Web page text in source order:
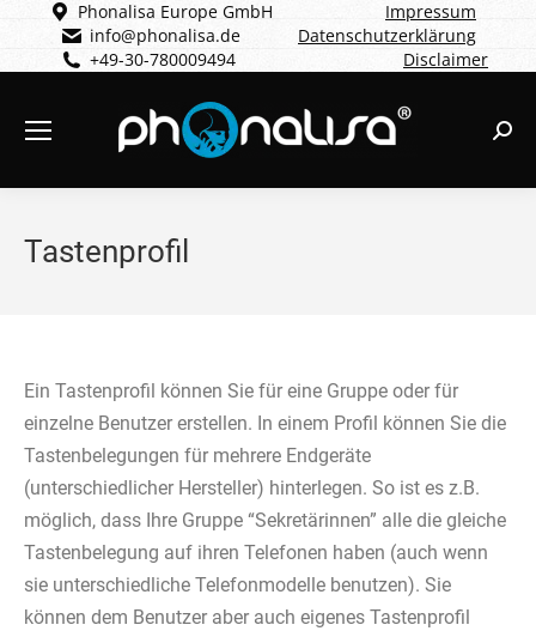
Phonalisa Europe GmbH
info@phonalisa.de
+49-30-780009494
Impressum
Datenschutzerklärung
Disclaimer
Tastenprofil
Ein Tastenprofil können Sie für eine Gruppe oder für
einzelne Benutzer erstellen. In einem Profil können Sie die
Tastenbelegungen für mehrere Endgeräte
(unterschiedlicher Hersteller) hinterlegen. So ist es z.B.
möglich, dass Ihre Gruppe “Sekretärinnen” alle die gleiche
Tastenbelegung auf ihren Telefonen haben (auch wenn
sie unterschiedliche Telefonmodelle benutzen). Sie
können dem Benutzer aber auch eigenes Tastenprofil